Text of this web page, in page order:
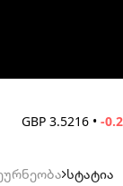
• -0.227%
სტატია